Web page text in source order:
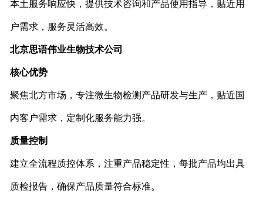
本土服务响应快，提供技术咨询和产品使用指导，贴近用
户需求，服务灵活高效。
北京思语伟业生物技术公司
核心优势
聚焦北方市场，专注微生物检测产品研发与生产，贴近国
内客户需求，定制化服务能力强。
质量控制
建立全流程质控体系，注重产品稳定性，每批产品均出具
质检报告，确保产品质量符合标准。